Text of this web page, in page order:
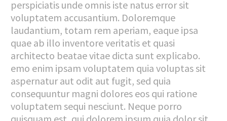
perspiciatis unde omnis iste natus error sit
voluptatem accusantium. Doloremque
laudantium, totam rem aperiam, eaque ipsa
quae ab illo inventore veritatis et quasi
architecto beatae vitae dicta sunt explicabo.
emo enim ipsam voluptatem quia voluptas sit
aspernatur aut odit aut fugit, sed quia
consequuntur magni dolores eos qui ratione
voluptatem sequi nesciunt. Neque porro